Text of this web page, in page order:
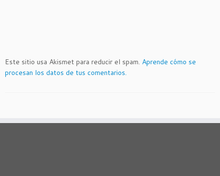
Este sitio usa Akismet para reducir el spam. Aprende cómo se
procesan los datos de tus comentarios.